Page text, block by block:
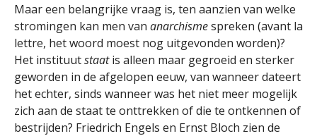
Maar een belangrijke vraag is, ten aanzien van welke
stromingen kan men van anarchismespreken (avant la
lettre, het woord moest nog uitgevonden worden)?
Het instituutstaatis alleen maar gegroeid en sterker
geworden in de afgelopen eeuw, van wanneer dateert
het echter, sinds wanneer was het niet meer mogelijk
zich aan de staat te onttrekken of die te ontkennen of
bestrijden? Friedrich Engels en Ernst Bloch zien de